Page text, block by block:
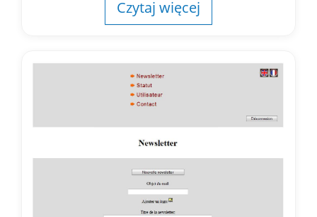
Czytaj więcej